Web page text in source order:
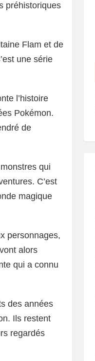
préhistoriques
Flam et de
une série
l’histoire
Pokémon.
de
qui
C’est
magique
personnages,
alors
qui a connu
des années
Ils restent
regardés